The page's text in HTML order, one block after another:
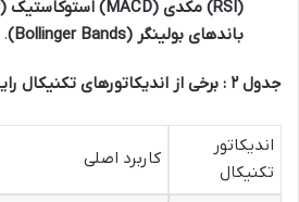
(RSI)
مکدی (MACD) استوکاستیک (Stochastic Oscillator)
باندهای بولینگر (Bollinger Bands)
.
جدول۲ : برخی از اندیکاتورهای تکنیکال
اندیکاتور
تکنیکال
کاربرد اصلی